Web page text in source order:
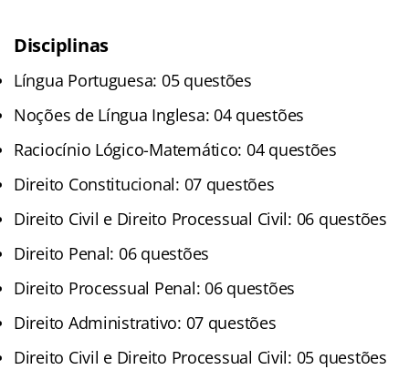
Disciplinas
Língua Portuguesa: 05 questões
Noções de Língua Inglesa: 04 questões
Raciocínio Lógico-Matemático: 04 questões
Direito Constitucional: 07 questões
Direito Civil e Direito Processual Civil: 06 questões
Direito Penal: 06 questões
Direito Processual Penal: 06 questões
Direito Administrativo: 07 questões
Direito Civil e Direito Processual Civil: 05 questões